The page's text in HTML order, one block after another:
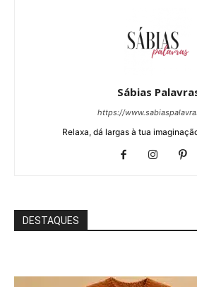
Sábias
https://
Relaxa, dá largas à tua
DESTAQUES